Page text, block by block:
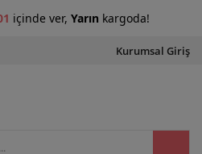
Kurumsal Giriş